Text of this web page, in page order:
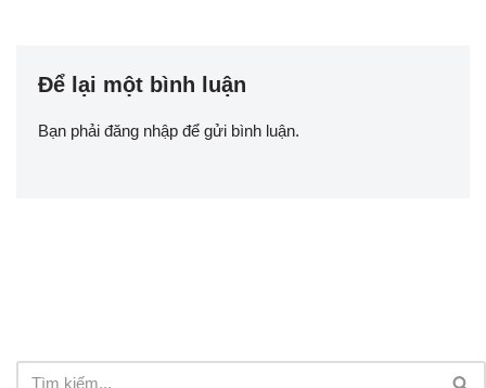
Để lại một bình luận
Bạn phải đăng nhập để gửi bình luận.